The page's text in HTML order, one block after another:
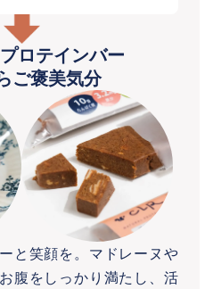
ロテインバー
ご褒美気分
と笑顔を。マドレーヌや
腹をしっかり満たし、活